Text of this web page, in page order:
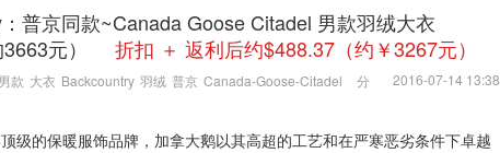
普京同款~Canada Goose Citadel 男款羽绒大衣
元）
折扣 ＋ 返利后约$488.37（约￥3267元）
2016-07-14 13:38
男款 大衣 Backcountry 羽绒 普京 Canada-Goose-Citadel
分
级的保暖服饰品牌，加拿大鹅以其高超的工艺和在严寒恶劣条件下卓越